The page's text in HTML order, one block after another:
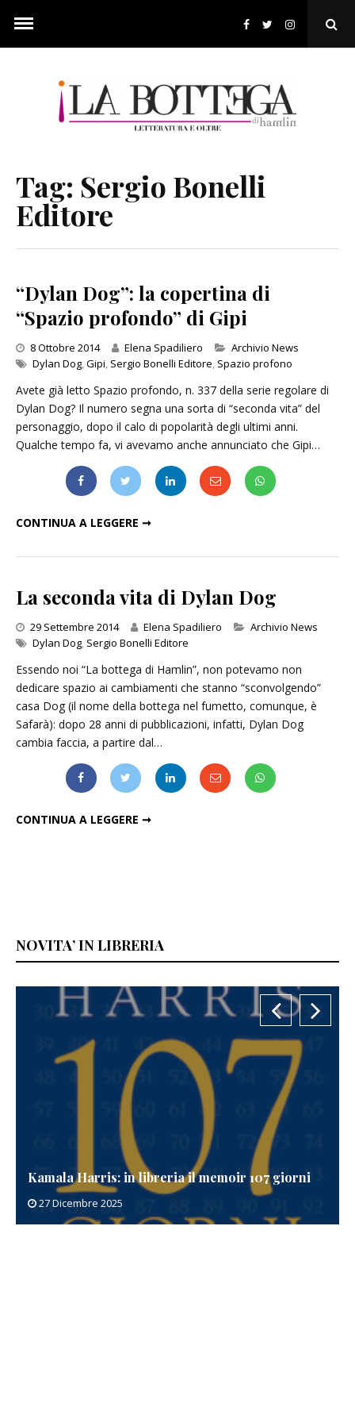
content
Tag: Sergio Bonelli
Editore
“Dylan Dog”: la copertina di
“Spazio profondo” di Gipi
8 Ottobre 2014 Elena Spadiliero Categories
Archivio News
Dylan Dog,Gipi, Sergio Bonelli Editore, Spazio profono
Avete già letto Spazio profondo, n. 337 della serie regolare di
Dylan Dog? Il numero segna una sorta di “seconda vita” del
personaggio, dopo il calo di popolarità degli ultimi anni.
Qualche tempo fa, vi avevamo anche annunciato che Gipi…
CONTINUA A LEGGERE ➞
La seconda vita di Dylan Dog
29 Settembre 2014 Elena Spadiliero Categories
Archivio News
Dylan Dog, Sergio Bonelli Editore
Essendo noi “La bottega di Hamlin”, non potevamo non
dedicare spazio ai cambiamenti che stanno “sconvolgendo”
casa Dog (il nome della bottega nel fumetto, comunque, è
Safarà): dopo 28 anni di pubblicazioni, infatti, Dylan Dog
cambia faccia, a partire dal…
CONTINUA A LEGGERE ➞
NOVITA’ IN LIBRERIA
Kamala Harris: in libreria il memoir 107 giorni
27 Dicembre 2025